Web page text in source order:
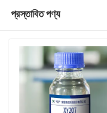
প্রস্তাবিত পণ্য